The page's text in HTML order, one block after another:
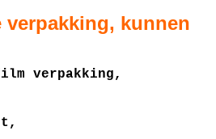
verpakking, kunnen
verpakking,